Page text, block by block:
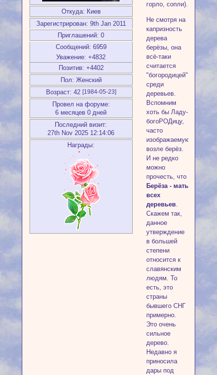
Откуда: Киев
Зарегистрирован: 9th Jan 2011
Приглашений: 0
Сообщений: 6959
Уважение: +4832
Позитив: +4402
Пол: Женский
Возраст: 42 [1984-05-23]
Провел на форуме:
6 месяцев 0 дней
Последний визит:
27th Nov 2025 12:14:06
Награды:
горло, сопли).
Не смотря на
капризность
дерева
берёзы, она
всё-таки
считается
"богородицей"
среди
деревьев.
Вспомним
хоть бы Ладу-
богоРОДицу,
часто
изображаемую
возле берёз.
И не редко
можно
прочесть, что
Берёза - мать
всех
деревьев.
Скажем так,
данное
утверждение
в большей
степени
относится к
славянским
людям. То
есть, это
страны
бывшего СНГ
примерно.
Это очень
сильное
дерево.
Недавно я
приносила
дары под